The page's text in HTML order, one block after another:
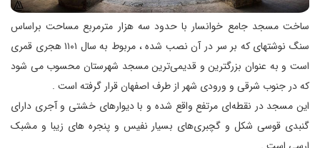
ساخت مسجد جامع خوانسار با حدود سه هزار مترمربع مساحت براساس
سنگ نوشته‏ای که بر سر در آن نصب شده ، مربوط به سال ۱۱۰۱ هجری قمری
است و به عنوان بزرگترین و قدیمی‌ترین مسجد شهرستان محسوب می شود
که در جنوب شرقی و ورودی شهر از طرف اصفهان قرار گرفته است .
این مسجد در نقطه‌ای مرتفع واقع شده و با دیوارهای خشتی و آجری دارای
گنبدی قوسی شکل و گچبری‌های بسیار نفیس و پنجره های زیبا و مشبک